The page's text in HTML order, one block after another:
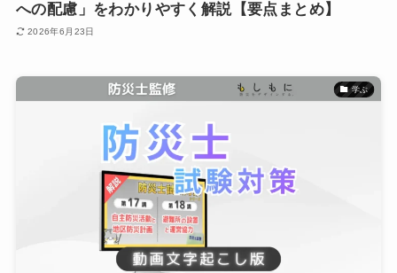
への配慮」をわかりやすく解説【要点まとめ】
2026年6月23日
学ぶ